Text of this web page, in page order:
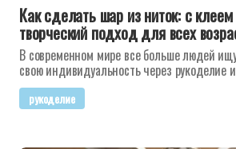
Как сделать шар из ниток: с
творческий подход для всех
В современном мире все больше людей
свою индивидуальность через рукоделие и
рукоделие